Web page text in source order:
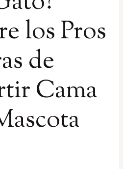
los Pros
de
Cama